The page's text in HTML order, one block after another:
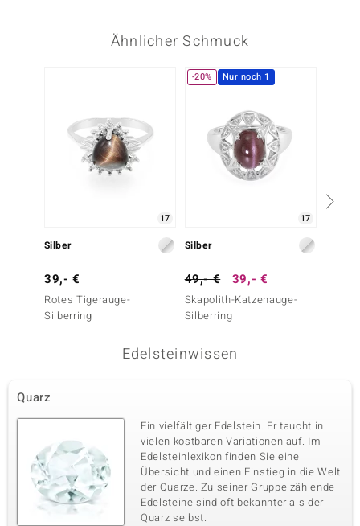
Ähnlicher Schmuck
17
Silber
39,- €
Rotes Tigerauge-
Silberring
-20% Nur noch 1
17
Silber
49,- € 39,- €
Skapolith-Katzenauge-
Silberring
Edelsteinwissen
Quarz
Ein vielfältiger Edelstein. Er taucht in
vielen kostbaren Variationen auf. Im
Edelsteinlexikon finden Sie eine
Übersicht und einen Einstieg in die Welt
der Quarze. Zu seiner Gruppe zählende
Edelsteine sind oft bekannter als der
Quarz selbst.